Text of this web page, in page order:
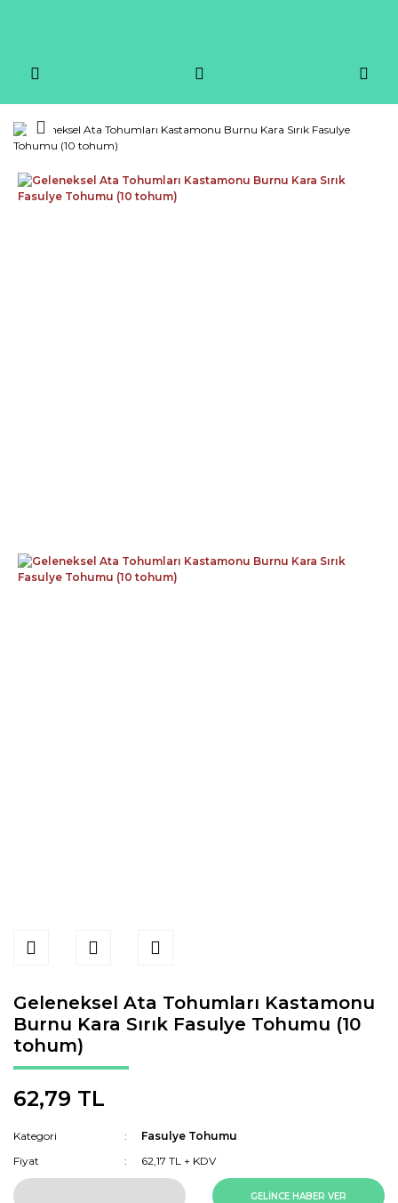
Geleneksel Ata Tohumları Kastamonu
Burnu Kara Sırık Fasulye Tohumu (10
tohum)
62,79 TL
Kategori
Fasulye Tohumu
Fiyat
62,17 TL + KDV
GELİNCE HABER VER